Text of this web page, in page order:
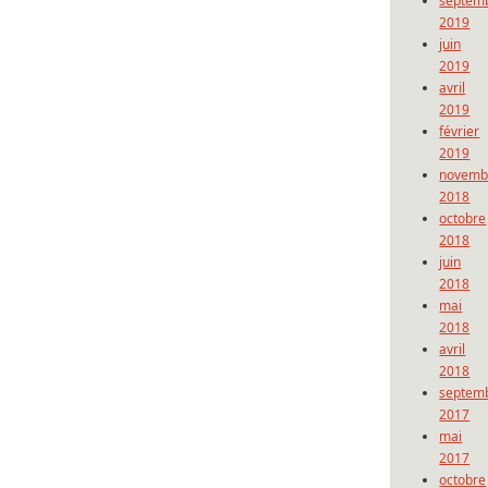
2019
juin
2019
avril
2019
février
2019
2018
octobre
2018
juin
2018
mai
2018
avril
2018
2017
mai
2017
octobre